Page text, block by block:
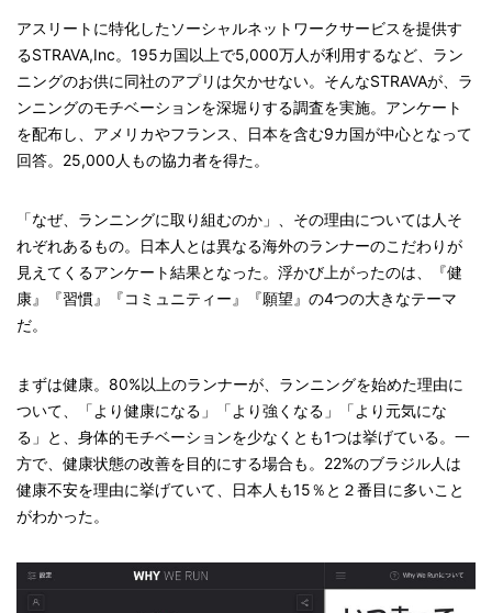
アスリートに特化したソーシャルネットワークサービスを提供す
るSTRAVA,Inc。195カ国以上で5,000万人が利用するなど、ラン
ニングのお供に同社のアプリは欠かせない。そんなSTRAVAが、ラ
ンニングのモチベーションを深堀りする調査を実施。アンケート
を配布し、アメリカやフランス、日本を含む9カ国が中心となって
回答。25,000人もの協力者を得た。
「なぜ、ランニングに取り組むのか」、その理由については人そ
れぞれあるもの。日本人とは異なる海外のランナーのこだわりが
見えてくるアンケート結果となった。浮かび上がったのは、『健
康』『習慣』『コミュニティー』『願望』の4つの大きなテーマ
だ。
まずは健康。80%以上のランナーが、ランニングを始めた理由に
ついて、「より健康になる」「より強くなる」「より元気にな
る」と、身体的モチベーションを少なくとも1つは挙げている。一
方で、健康状態の改善を目的にする場合も。22%のブラジル人は
健康不安を理由に挙げていて、日本人も15％と２番目に多いこと
がわかった。